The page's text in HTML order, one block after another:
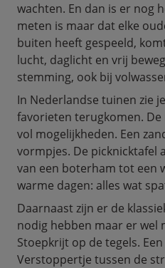
wachten. En dan is er nog
meten is maar dat elke
buiten heeft gespeeld,
lucht, daglicht en vrij
stemming, ook bij
In Nederlandse tuinen zie
favorieten terugkomen.
vol mogelijkheden. Een
vormpjes. De picknicktafel
van een boterham tot een
warme dagen: alles wat
Daarnaast zijn er de
nodig hebben maar er wel
Stoepkrijt op de tegels.
Verstoppertje tussen de